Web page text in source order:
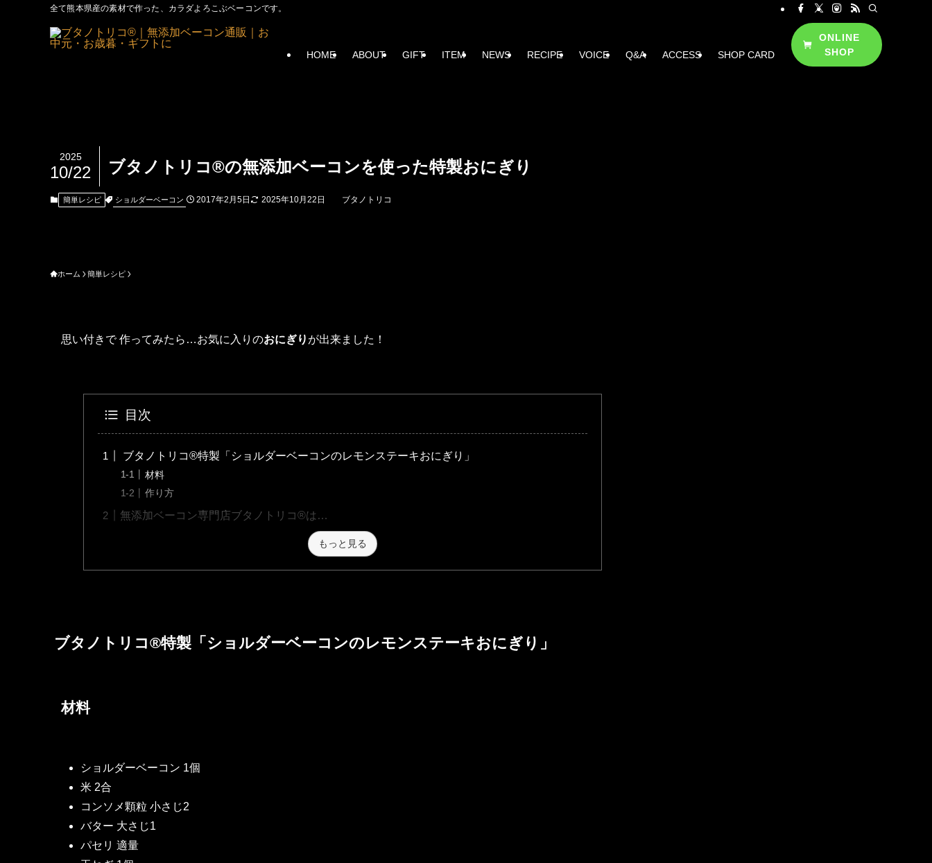
全て熊本県産の素材で作った、カラダよろこぶベーコンです。
HOME ABOUT GIFT ITEM NEWS RECIPE VOICE Q&A ACCESS SHOP CARD
ONLINE
SHOP
ブタノトリコ®の無添加ベーコンを使った特製おにぎり
2025
10/22
簡単レシピ ショルダーベーコン 2017年2月5日 2025年10月22日 ブタノトリコ
ホーム 簡単レシピ
思い付きで 作ってみたら…お気に入りのおにぎり が出来ました！
目次
ブタノトリコ®特製「ショルダーベーコンのレモンステーキおにぎり」
材料
作り方
無添加ベーコン専門店ブタノトリコ®は…
もっと見る
ブタノトリコ®特製「 ショルダーベーコンのレモンステーキおにぎり 」
材料
ショルダーベーコン 1個
米 2合
コンソメ顆粒 小さじ2
バター 大さじ1
パセリ 適量